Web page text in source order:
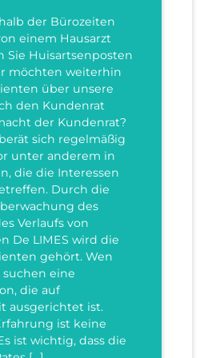
der Bürozeiten
einem Hausarzt
Sie Huisartsenposten
möchten weiterhin
über unsere
den Kundenrat
der Kundenrat?
sich regelmäßig
unter anderem in
die die Interessen
Durch die
des
Verlaufs von
De LIMES wird die
gehört. Wen
eine
die auf
ausgerichtet ist.
ist keine
ist wichtig, dass die